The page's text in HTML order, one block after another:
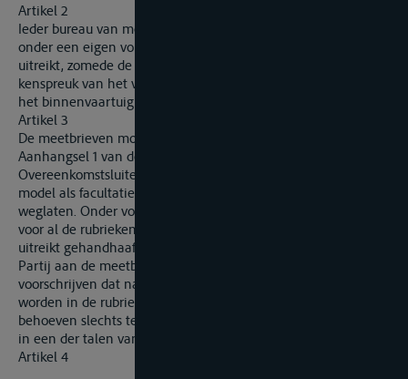
Artikel 2
Ieder bureau van meting schrijft in een bijzonder register,
onder een eigen volgnummer, iedere meetbrief in die het
uitreikt, zomede de datum van de uitreiking, de naam en de
kenspreuk van het vaartuig en de andere gegevens waardoor
het binnenvaartuig kan worden geïdentificeerd.
Artikel 3
De meetbrieven moeten overeenstemmen met het in
Aanhangsel 1 van deze Bijlage gegeven model. Elke
Overeenkomstsluitende Partij mag de rubrieken die in het
model als facultatief zijn aangegeven uit de meetbrief
weglaten. Onder voorbehoud dat de nummering en volgorde
voor al de rubrieken die voorkomen op het model dat hij
uitreikt gehandhaafd blijven, kan elke Overeenkomstsluitende
Partij aan de meetbrieven rubrieken toevoegen, of
voorschrijven dat nadere aanduidingen gemaakt dienen te
worden in de rubrieken volgens het model. De meetbrieven
behoeven slechts te worden gedrukt en ingevuld in de taal of
in een der talen van het land van uitgifte.
Artikel 4